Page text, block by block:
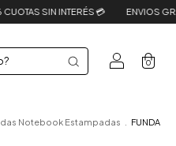
💳 ENVIOS GRATIS A TODO EL
0
Notebook Estampadas
FUNDA